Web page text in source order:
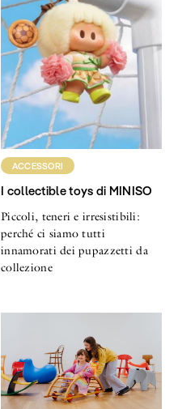
ACCESSORI
I collectible toys di MINISO
Piccoli, teneri e irresistibili:
perché ci siamo tutti
innamorati dei pupazzetti da
collezione